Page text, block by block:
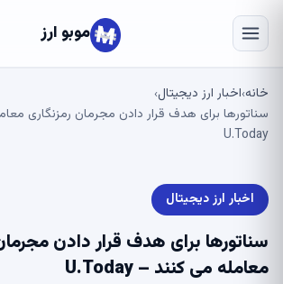
موبو ارز
خانه›اخبار ارز دیجیتال›
سناتورها برای هدف قرار دادن مجرمان رمزنگاری
U.Today
اخبار ارز دیجیتال
سناتورها برای هدف قرار دادن
معامله می کنند – U.Today